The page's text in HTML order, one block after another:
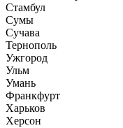
Стамбул
Сумы
Сучава
Тернополь
Ужгород
Ульм
Умань
Франкфурт
Харьков
Херсон